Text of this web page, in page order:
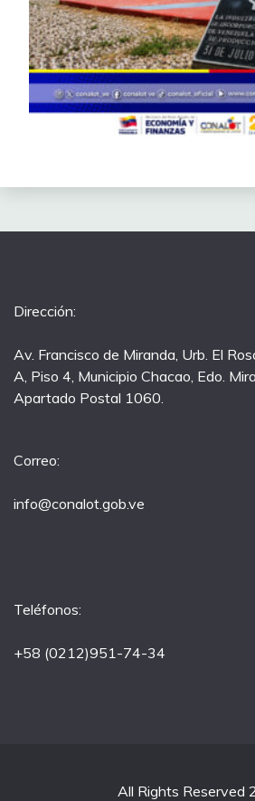
Dirección:
Av. Francisco de Miranda, Urb. El
A, Piso 4, Municipio Chacao, Edo.
Apartado Postal 1060.
Correo:
info@conalot.gob.ve
Teléfonos:
+58 (0212)951-74-34
All Rights Reserved